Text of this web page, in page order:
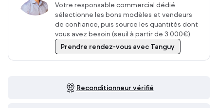
Votre responsable commercial dédié
sélectionne les bons modèles et vendeurs
de confiance, puis source les quantités dont
vous avez besoin (seuil à partir de 3 000€).
Prendre rendez-vous avec Tanguy
Reconditionneur vérifié